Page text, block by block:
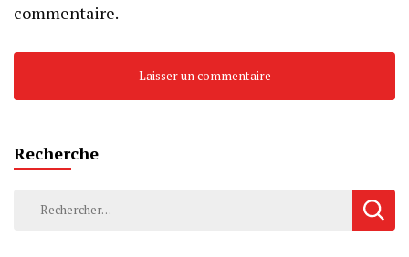
commentaire.
Recherche
Rechercher :